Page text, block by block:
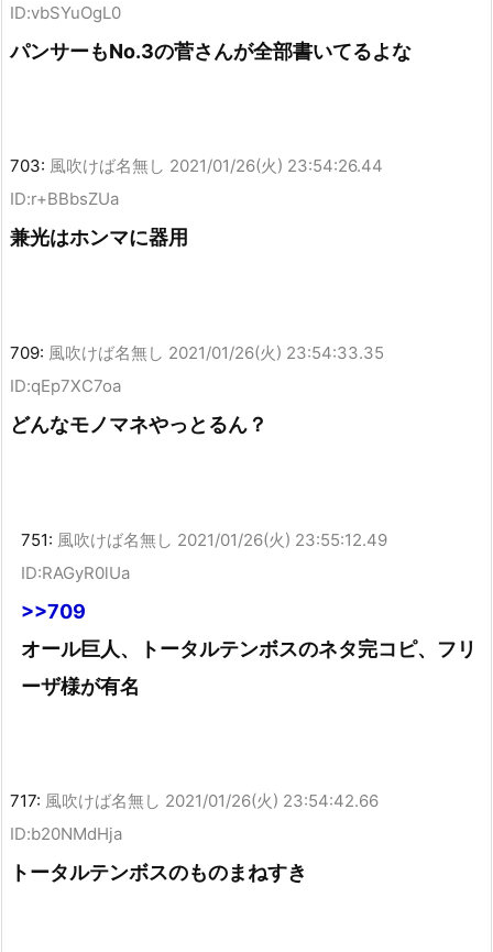
ID:vbSYuOgL0
パンサーもNo.3の菅さんが全部書いてるよな
703: 風吹けば名無し 2021/01/26(火) 23:54:26.44
ID:r+BBbsZUa
兼光はホンマに器用
709: 風吹けば名無し 2021/01/26(火) 23:54:33.35
ID:qEp7XC7oa
どんなモノマネやっとるん？
751: 風吹けば名無し 2021/01/26(火) 23:55:12.49
ID:RAGyR0lUa
>>709
オール巨人、トータルテンボスのネタ完コピ、フリ
ーザ様が有名
717: 風吹けば名無し 2021/01/26(火) 23:54:42.66
ID:b20NMdHja
トータルテンボスのものまねすき